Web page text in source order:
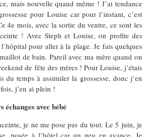
mais nouvelle quand même ! J’ai tendance
pour Louise car pour l’instant, c’est
4e mois, avec la sortie du ventre, ce sont les
! Avec Steph et Louise, on profite des
pour aller à la plage. Je fais quelques
de bain. Pareil avec ma mère quand on
de fête des mères ! Pour Louise, j’étais
du temps à assimiler la grossesse, donc j’en
j’en ai plein !
échanges avec bébé
je ne me pose pas du tout. Le 5 juin, je
posée à l’hôtel car un peu en avance. Je